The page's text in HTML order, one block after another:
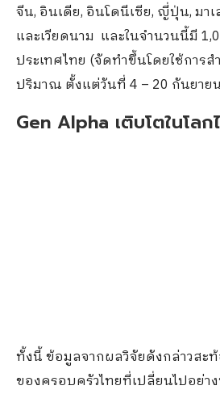
จีน, อินเดีย, อินโดนีเซีย, ญี่ปุ่น, มาเ
และเวียดนาม และในจำนวนนี้มี
ประเทศไทย (จัดทำขึ้นโดยใช้การส
ปริมาณ ตั้งแต่วันที่ 4 – 20 กันยาย
Gen Alpha เติบโตในโลก
ทั้งนี้ ข้อมูลจากผลวิจัยดังกล่าวสะ
ของครอบครัวไทยที่เปลี่ยนไปอย่า